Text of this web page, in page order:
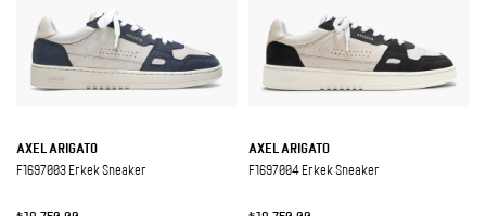
AXEL ARIGATO
F1697003 Erkek Sneaker
AXEL ARIGATO
F1697004 Erkek Sneaker